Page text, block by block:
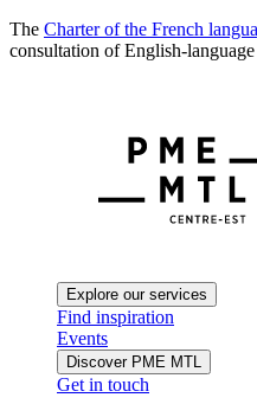
The Charter of the French
consultation of English-
Explore our services
Find inspiration
Events
Discover PME MTL
Get in touch